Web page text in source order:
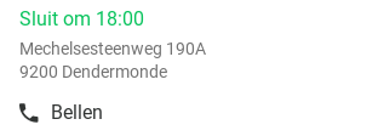
:Sluit om 18:00
Mechelsesteenweg 190A
9200 Dendermonde
Bellen
de